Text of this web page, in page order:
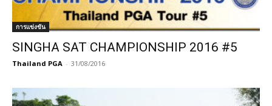
การแข่งขัน
SINGHA SAT CHAMPIONSHIP 2016 #5
Thailand PGA - 31/08/2016